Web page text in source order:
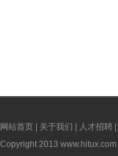
网站首页 关于我们 人才招聘
Copyright 2013 www.hitux.com